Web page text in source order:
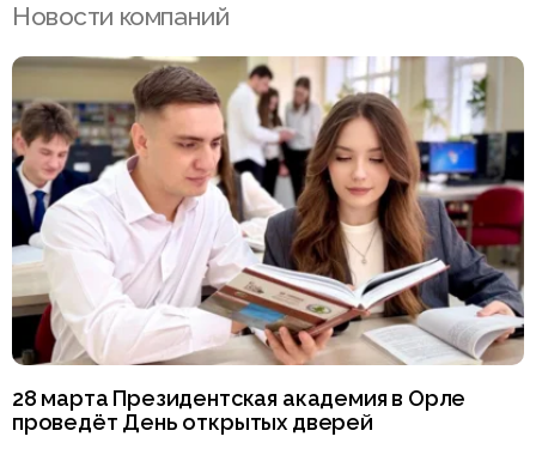
Новости компаний
28 марта Президентская академия в Орле
проведёт День открытых дверей